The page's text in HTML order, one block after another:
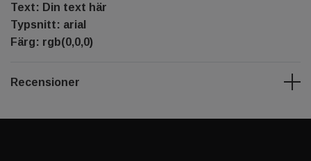
Text: Din text här
Typsnitt: arial
Färg: rgb(0,0,0)
Recensioner